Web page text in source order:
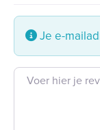
Je e-
Beoordeling tekst